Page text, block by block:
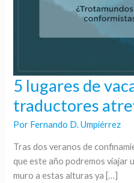
5 lugares de
traductores
Por Fernando D. Umpiérrez
Tras dos veranos de
que este año podremos viajar
muro a estas alturas ya […]
5
lugares
de
vacaciones
atrevidos